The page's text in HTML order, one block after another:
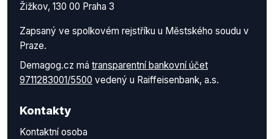
Žižkov, 130 00 Praha 3
Zapsaný ve spolkovém rejstříku u Městského soudu v
Praze.
Demagog.cz má transparentní bankovní účet
9711283001/5500 vedený u Raiffeisenbank, a.s.
Kontakty
Kontaktní osoba